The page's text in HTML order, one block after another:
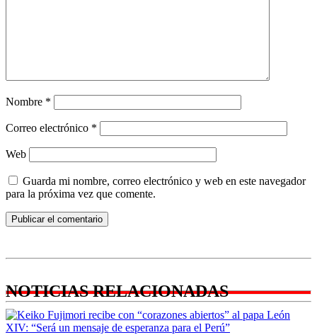
Nombre *
Correo electrónico *
Web
Guarda mi nombre, correo electrónico y web en este navegador
para la próxima vez que comente.
NOTICIAS RELACIONADAS